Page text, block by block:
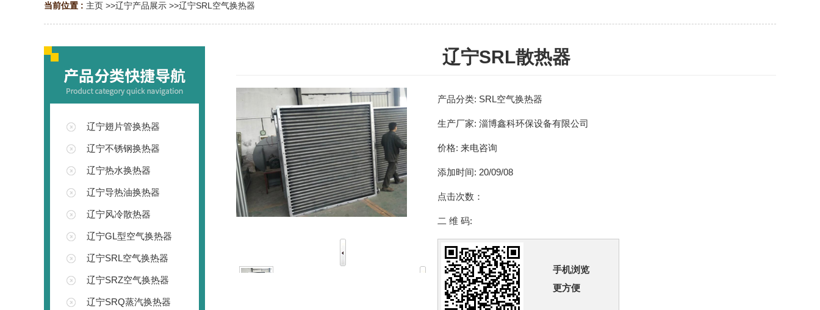
当前位置 : 主页 >>辽宁产品展示 >>辽宁SRL空气换热器
辽宁翅片管换热器
辽宁不锈钢换热器
辽宁热水换热器
辽宁导热油换热器
辽宁风冷散热器
辽宁GL型空气换热器
辽宁SRL空气换热器
辽宁SRZ空气换热器
辽宁SRQ蒸汽换热器
辽宁SRL散热器
产品分类: SRL空气换热器
生产厂家: 淄博鑫科环保设备有限公司
价格: 来电咨询
添加时间: 20/09/08
点击次数：
二 维 码:
手机浏览
更方便